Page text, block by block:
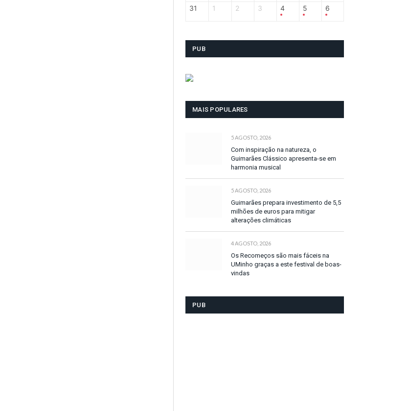
31 1 2 3 4 5 6
PUB
MAIS POPULARES
5 AGOSTO, 2026
Com inspiração na natureza, o
Guimarães Clássico apresenta-se em
harmonia musical
5 AGOSTO, 2026
Guimarães prepara investimento de 5,5
milhões de euros para mitigar
alterações climáticas
4 AGOSTO, 2026
Os Recomeços são mais fáceis na
UMinho graças a este festival de boas-
vindas
PUB